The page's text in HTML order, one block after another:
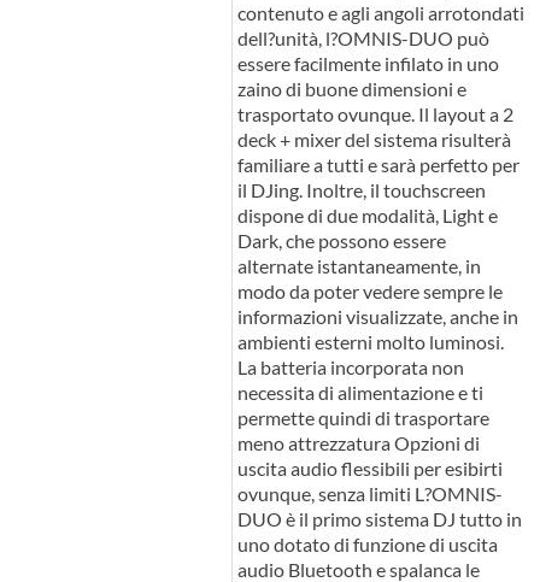
contenuto e agli angoli arrotondati
dell?unità, l?OMNIS-DUO può
essere facilmente infilato in uno
zaino di buone dimensioni e
trasportato ovunque. Il layout a 2
deck + mixer del sistema risulterà
familiare a tutti e sarà perfetto per
il DJing. Inoltre, il touchscreen
dispone di due modalità, Light e
Dark, che possono essere
alternate istantaneamente, in
modo da poter vedere sempre le
informazioni visualizzate, anche in
ambienti esterni molto luminosi.
La batteria incorporata non
necessita di alimentazione e ti
permette quindi di trasportare
meno attrezzatura Opzioni di
uscita audio flessibili per esibirti
ovunque, senza limiti L?OMNIS-
DUO è il primo sistema DJ tutto in
uno dotato di funzione di uscita
audio Bluetooth e spalanca le